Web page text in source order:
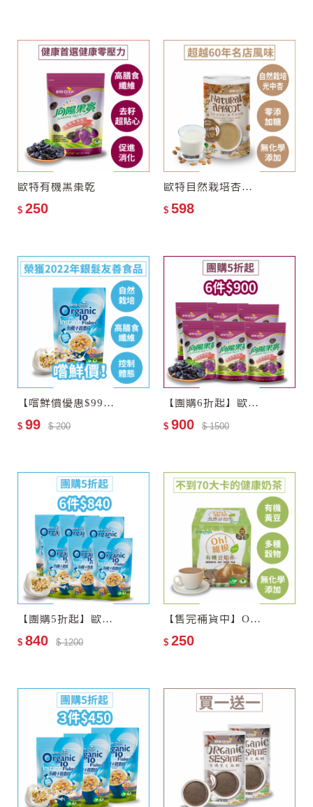
歐特有機黑棗乾
$ 250
歐特自然栽培杏仁飲–零添加糖
$ 598
【嚐鮮價優惠$99】歐特有機十榖麥片(會員限購乙次)
$ 99 $ 200
【團購6折起】歐特有機黑棗乾6包
$ 900 $ 1500
【團購5折起】歐特有機十穀麥片6包
$ 840 $ 1200
【售完補貨中】Oh!維根–歐特有機豆奶茶
$ 250